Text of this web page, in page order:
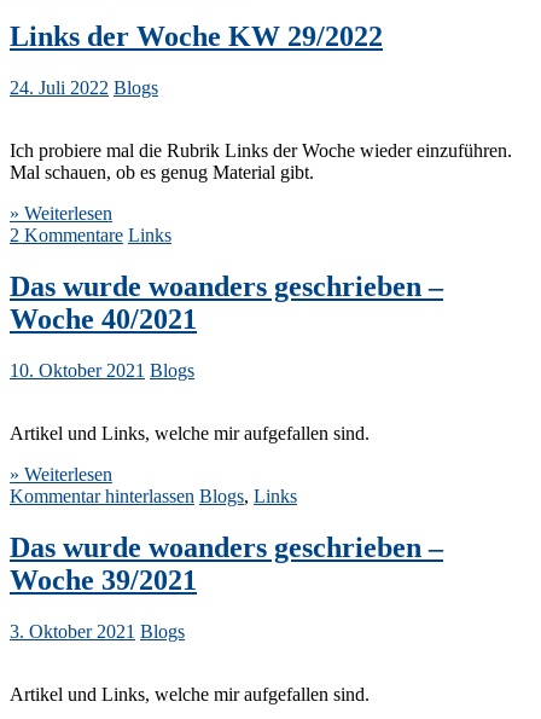
Links der Woche KW 29/2022
24. Juli 2022 Blogs
Ich probiere mal die Rubrik Links der Woche wieder einzuführen.
Mal schauen, ob es genug Material gibt.
» Weiterlesen
2 Kommentare Links
Das wurde woanders geschrieben –
Woche 40/2021
10. Oktober 2021 Blogs
Artikel und Links, welche mir aufgefallen sind.
» Weiterlesen
Kommentar hinterlassen Blogs, Links
Das wurde woanders geschrieben –
Woche 39/2021
3. Oktober 2021 Blogs
Artikel und Links, welche mir aufgefallen sind.